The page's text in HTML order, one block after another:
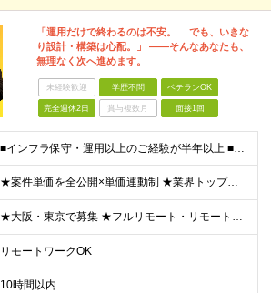
「運用だけで終わるのは不安。 でも、いきな
り設計・構築は心配。」 ——そんなあなたも、
無理なく次へ進めます。
未経験歓迎 学歴不問 ベテランOK
完全週休2日 賞与複数月 面接1回
■インフラ保守・運用以上のご経験が半年以上 ■学歴不問/ブランクOK ※運用・保守／テスター／デバッガー／キッティングのみの経験でもOKです。 《 こんな気持ちがあれば、まず話しましょう！ 》 ・
★案件単価を全公開×単価連動制 ★業界トップクラスの還元率（75％～90％） ★年収200万円UPの実績あり！ 月給35～85万円（固定残業代含む）＋賞与年1回＋各種手当 ※固定残業代は、時間外労働
★大阪・東京で募集 ★フルリモート・リモートワークOK ★出社派も大歓迎！駅チカオフィスで通勤ラクラク ★会社都合の転勤なし ■大阪本社 大阪府大阪市北区西天満5丁目16-3 西天満ファイブビル 6
リモートワークOK
10時間以内